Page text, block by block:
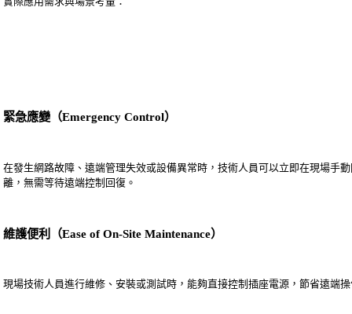
緊急應變（Emergency Control）
在發生網路故障、遠端管理失效或設備異常時，技術人員可以立即在現場手
離，無需等待遠端控制回復。
維護便利（Ease of On-Site Maintenance）
現場技術人員進行維修、安裝或測試時，能夠直接控制插座電源，節省遠端